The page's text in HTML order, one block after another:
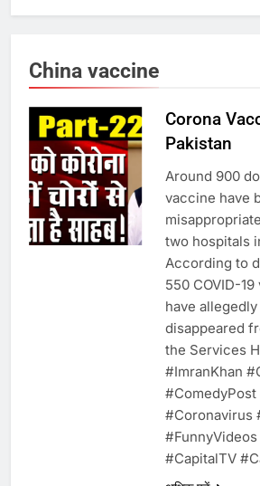
China vaccine
Corona
Pakistan
Around 900
vaccine have
two hospitals
According to
550 COVID-
have
disappeared
the Services
#ImranKhan​
#Coronavirus​
#CapitalTV​
उत्तर प्रदेश में
बढ़ा पंचायतों का